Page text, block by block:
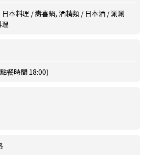
本料理 / 壽喜鍋, 酒精類 / 日本酒 / 涮涮
餐時間 18:00)